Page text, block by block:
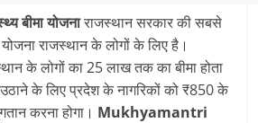
बीमा योजनाराजस्थान सरकार की सबसे
राजस्‍थान के लोगों के लिए है।
के लोगों का 25 लाख तक का बीमा होता
के लिए प्रदेश के नागरिकों को ₹850 के
करना होगा। Mukhyamantri